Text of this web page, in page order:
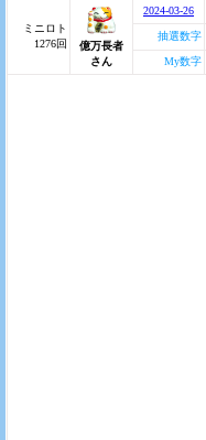
ミニロト
1276回
億万長者
さん
2024-03-26
抽選数字
My数字